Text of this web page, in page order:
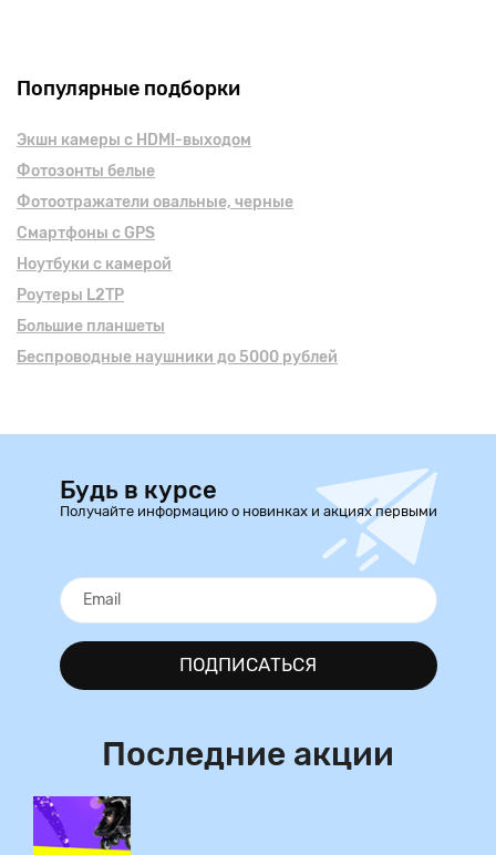
Популярные подборки
Экшн камеры с HDMI-выходом
Фотозонты белые
Фотоотражатели овальные, черные
Смартфоны с GPS
Ноутбуки с камерой
Роутеры L2TP
Большие планшеты
Беспроводные наушники до 5000 рублей
Будь в курсе
Получайте информацию о новинках и акциях первыми
ПОДПИСАТЬСЯ
Последние акции